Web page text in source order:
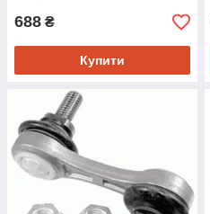
688 ₴
Купити